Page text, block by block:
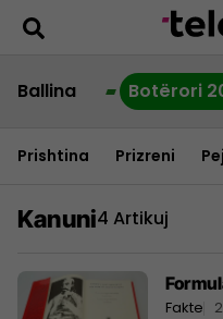
Ballina Botërori
Prishtina Prizreni
Kanuni4 Artikuj
Fakte